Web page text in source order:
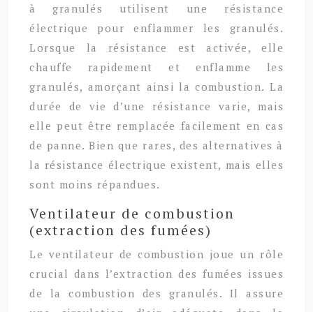
à granulés utilisent une résistance
électrique pour enflammer les granulés.
Lorsque la résistance est activée, elle
chauffe rapidement et enflamme les
granulés, amorçant ainsi la combustion. La
durée de vie d’une résistance varie, mais
elle peut être remplacée facilement en cas
de panne. Bien que rares, des alternatives à
la résistance électrique existent, mais elles
sont moins répandues.
Ventilateur de combustion
(extraction des fumées)
Le ventilateur de combustion joue un rôle
crucial dans l’extraction des fumées issues
de la combustion des granulés. Il assure